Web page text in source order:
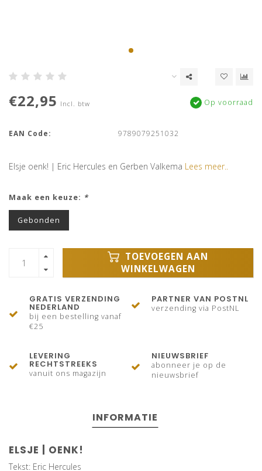
€22,95 Incl. btw Op voorraad
EAN Code: 9789079251032
Elsje oenk! | Eric Hercules en Gerben Valkema Lees meer..
Maak een keuze: *
Gebonden
TOEVOEGEN AAN
WINKELWAGEN
GRATIS VERZENDING
NEDERLAND
bij een bestelling vanaf
€25
PARTNER VAN POSTNL
verzending via PostNL
LEVERING
RECHTSTREEKS
vanuit ons magazijn
NIEUWSBRIEF
abonneer je op de
nieuwsbrief
INFORMATIE
ELSJE | OENK!
Tekst: Eric Hercules